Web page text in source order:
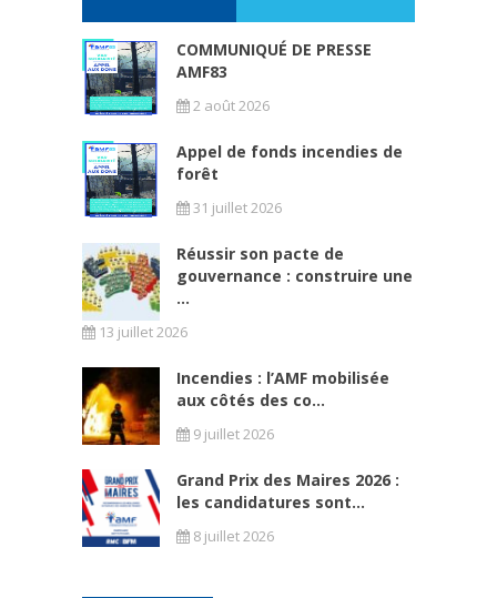
COMMUNIQUÉ DE PRESSE
AMF83
2 août 2026
Appel de fonds incendies de
forêt
31 juillet 2026
Réussir son pacte de
gouvernance : construire une
...
13 juillet 2026
Incendies : l’AMF mobilisée
aux côtés des co...
9 juillet 2026
Grand Prix des Maires 2026 :
les candidatures sont...
8 juillet 2026